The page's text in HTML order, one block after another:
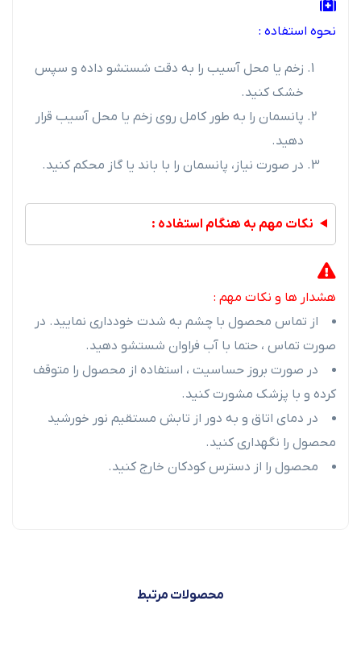
نحوه استفاده :
زخم یا محل آسیب را به دقت شستشو داده و سپس
خشک کنید.
پانسمان را به طور کامل روی زخم یا محل آسیب قرار
دهید.
در صورت نیاز، پانسمان را با باند یا گاز محکم کنید.
نکات مهم به هنگام استفاده :
هشدار ها و نکات مهم :
از تماس محصول با چشم به شدت خودداری نمایید. در
صورت تماس ، حتما با آب فراوان شستشو دهید.
در صورت بروز حساسیت ، استفاده از محصول را متوقف
کرده و با پزشک مشورت کنید.
در دمای اتاق و به دور از تابش مستقیم نور خورشید
محصول را نگهداری کنید.
محصول را از دسترس کودکان خارج کنید.
محصولات مرتبط